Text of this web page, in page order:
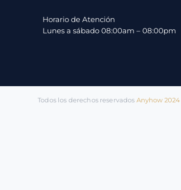
Horario de Atención
Lunes a sábado 08:00am – 08:00pm
Todos los derechos reservados Anyhow 2024